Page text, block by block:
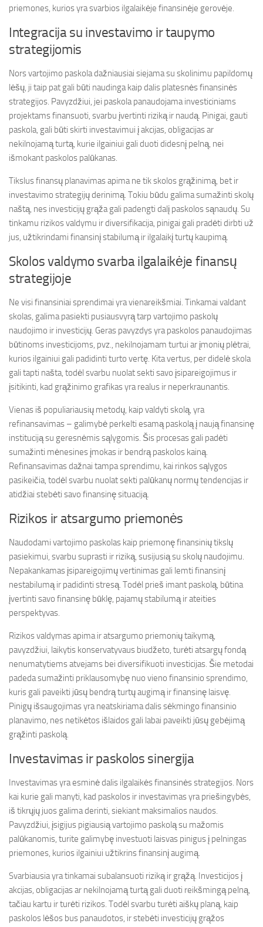
priemones, kurios yra svarbios ilgalaikėje finansinėje gerovėje.
Integracija su investavimo ir taupymo
strategijomis
Nors vartojimo paskola dažniausiai siejama su skolinimu papildomų
lėšų, ji taip pat gali būti naudinga kaip dalis platesnės finansinės
strategijos. Pavyzdžiui, jei paskola panaudojama investiciniams
projektams finansuoti, svarbu įvertinti riziką ir naudą. Pinigai, gauti
paskola, gali būti skirti investavimui į akcijas, obligacijas ar
nekilnojamą turtą, kurie ilgainiui gali duoti didesnį pelną, nei
išmokant paskolos palūkanas.
Tikslus finansų planavimas apima ne tik skolos grąžinimą, bet ir
investavimo strategijų derinimą. Tokiu būdu galima sumažinti skolų
naštą, nes investicijų grąža gali padengti dalį paskolos sąnaudų. Su
tinkamu rizikos valdymu ir diversifikacija, pinigai gali pradėti dirbti už
jus, užtikrindami finansinį stabilumą ir ilgalaikį turtų kaupimą.
Skolos valdymo svarba ilgalaikėje finansų
strategijoje
Ne visi finansiniai sprendimai yra vienareikšmiai. Tinkamai valdant
skolas, galima pasiekti pusiausvyrą tarp vartojimo paskolų
naudojimo ir investicijų. Geras pavyzdys yra paskolos panaudojimas
būtinoms investicijoms, pvz., nekilnojamam turtui ar įmonių plėtrai,
kurios ilgainiui gali padidinti turto vertę. Kita vertus, per didelė skola
gali tapti našta, todėl svarbu nuolat sekti savo įsipareigojimus ir
įsitikinti, kad grąžinimo grafikas yra realus ir neperkraunantis.
Vienas iš populiariausių metodų, kaip valdyti skolą, yra
refinansavimas – galimybė perkelti esamą paskolą į naują finansinę
instituciją su geresnėmis sąlygomis. Šis procesas gali padėti
sumažinti mėnesines įmokas ir bendrą paskolos kainą.
Refinansavimas dažnai tampa sprendimu, kai rinkos sąlygos
pasikeičia, todėl svarbu nuolat sekti palūkanų normų tendencijas ir
atidžiai stebėti savo finansinę situaciją.
Rizikos ir atsargumo priemonės
Naudodami vartojimo paskolas kaip priemonę finansinių tikslų
pasiekimui, svarbu suprasti ir riziką, susijusią su skolų naudojimu.
Nepakankamas įsipareigojimų vertinimas gali lemti finansinį
nestabilumą ir padidinti stresą. Todėl prieš imant paskolą, būtina
įvertinti savo finansinę būklę, pajamų stabilumą ir ateities
perspektyvas.
Rizikos valdymas apima ir atsargumo priemonių taikymą,
pavyzdžiui, laikytis konservatyvaus biudžeto, turėti atsargų fondą
nenumatytiems atvejams bei diversifikuoti investicijas. Šie metodai
padeda sumažinti priklausomybę nuo vieno finansinio sprendimo,
kuris gali paveikti jūsų bendrą turtų augimą ir finansinę laisvę.
Pinigų išsaugojimas yra neatskiriama dalis sėkmingo finansinio
planavimo, nes netikėtos išlaidos gali labai paveikti jūsų gebėjimą
grąžinti paskolą.
Investavimas ir paskolos sinergija
Investavimas yra esminė dalis ilgalaikės finansinės strategijos. Nors
kai kurie gali manyti, kad paskolos ir investavimas yra priešingybės,
iš tikrųjų juos galima derinti, siekiant maksimalios naudos.
Pavyzdžiui, įsigijus pigiausią vartojimo paskolą su mažomis
palūkanomis, turite galimybę investuoti laisvas pinigus į pelningas
priemones, kurios ilgainiui užtikrins finansinį augimą.
Svarbiausia yra tinkamai subalansuoti riziką ir grąžą. Investicijos į
akcijas, obligacijas ar nekilnojamą turtą gali duoti reikšmingą pelną,
tačiau kartu ir turėti rizikos. Todėl svarbu turėti aiškų planą, kaip
paskolos lėšos bus panaudotos, ir stebėti investicijų grąžos